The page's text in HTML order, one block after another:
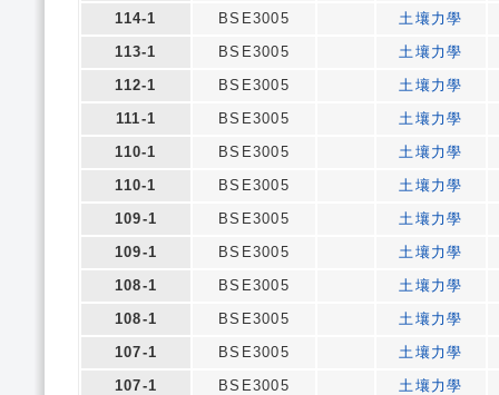
114-1
BSE3005
土壤力學
113-1
BSE3005
土壤力學
112-1
BSE3005
土壤力學
111-1
BSE3005
土壤力學
110-1
BSE3005
土壤力學
110-1
BSE3005
土壤力學
109-1
BSE3005
土壤力學
109-1
BSE3005
土壤力學
108-1
BSE3005
土壤力學
108-1
BSE3005
土壤力學
107-1
BSE3005
土壤力學
107-1
BSE3005
土壤力學